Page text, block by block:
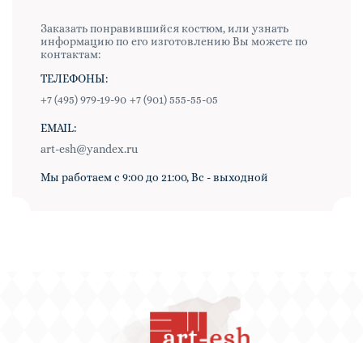
Заказать понравившийся костюм, или узнать
информацию по его изготовлению Вы можете по
контактам:
ТЕЛЕФОНЫ:
+7 (495) 979-19-90 +7 (901) 555-55-05
EMAIL:
art-esh@yandex.ru
Мы работаем с 9:00 до 21:00, Вс - выходной